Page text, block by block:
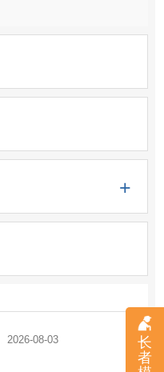
长
者
2026-08-03